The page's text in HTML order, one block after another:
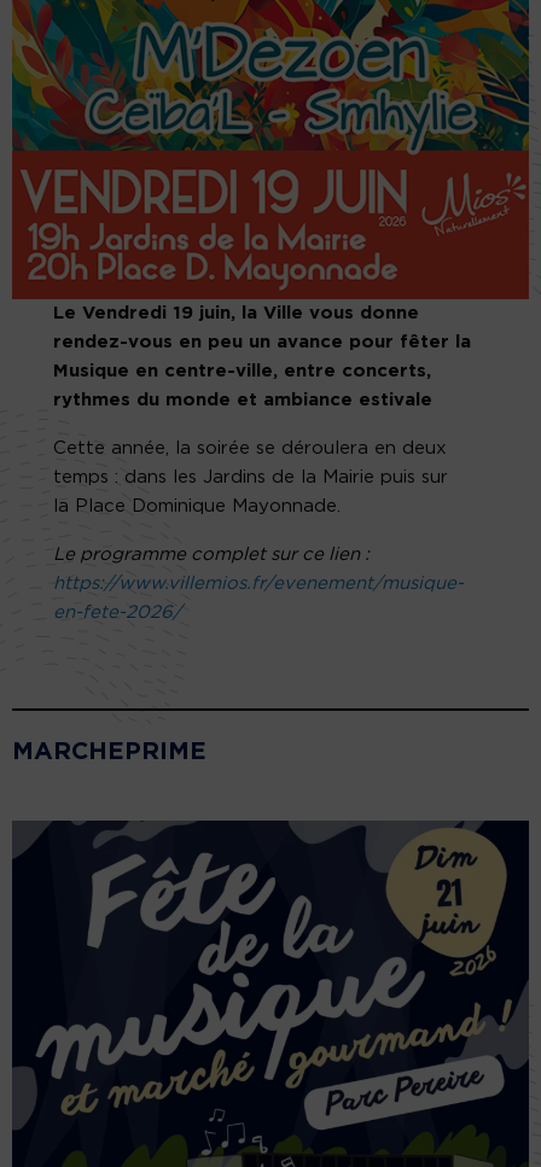
Le Vendredi 19 juin, la Ville vous donne
rendez-vous en peu un avance pour fêter la
Musique en centre-ville, entre concerts,
rythmes du monde et ambiance estivale
Cette année, la soirée se déroulera en deux
temps : dans les Jardins de la Mairie puis sur
la Place Dominique Mayonnade.
Le programme complet sur ce lien :
https://www.villemios.fr/evenement/musique-
en-fete-2026/
MARCHEPRIME